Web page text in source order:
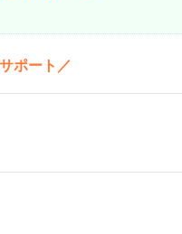
ポート／